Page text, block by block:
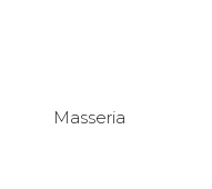
Masseria